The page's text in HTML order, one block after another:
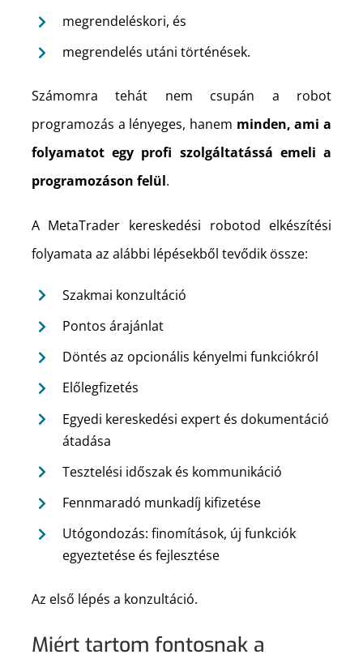
megrendeléskori, és
megrendelés utáni történések.
Számomra tehát nem csupán a robot
programozás a lényeges, hanem minden, ami a
folyamatot egy profi szolgáltatássá emeli a
programozáson felül.
A MetaTrader kereskedési robotod elkészítési
folyamata az alábbi lépésekből tevődik össze:
Szakmai konzultáció
Pontos árajánlat
Döntés az opcionális kényelmi funkciókról
Előlegfizetés
Egyedi kereskedési expert és dokumentáció
átadása
Tesztelési időszak és kommunikáció
Fennmaradó munkadíj kifizetése
Utógondozás: finomítások, új funkciók
egyeztetése és fejlesztése
Az első lépés a konzultáció.
Miért tartom fontosnak a